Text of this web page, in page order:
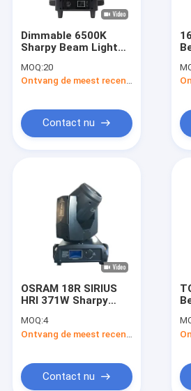
Dimmable 6500K
Sharpy Beam Light
module 540° PAN
270° TILT
MOQ:20
Ontvang de meest recente Prijs
Contact nu
OSRAM 18R SIRIUS
HRI 371W Sharpy
Lineaire aanpassing
Focus
MOQ:4
Contact nu